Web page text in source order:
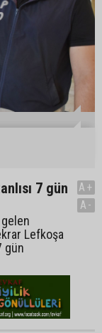
7 gün
Lefkoşa
gün
A+
A-